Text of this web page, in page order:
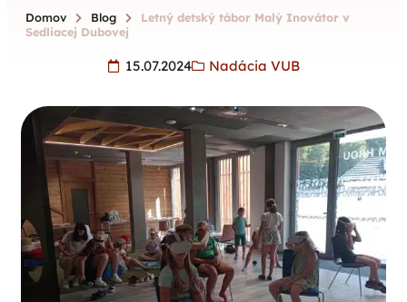
Domov Blog
Letný detský tábor Malý Inovátor v
Sedliacej Dubovej
15.07.2024 Nadácia VUB